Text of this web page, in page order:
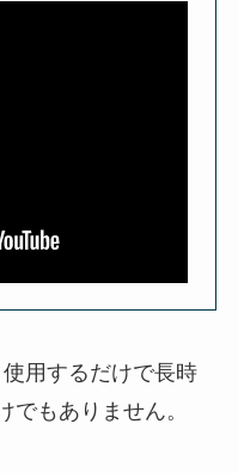
用するだけで長時
でもありません。